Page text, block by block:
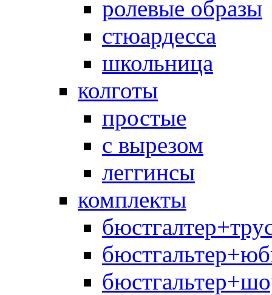
ролевые образы
стюардесса
школьница
колготы
простые
с вырезом
леггинсы
комплекты